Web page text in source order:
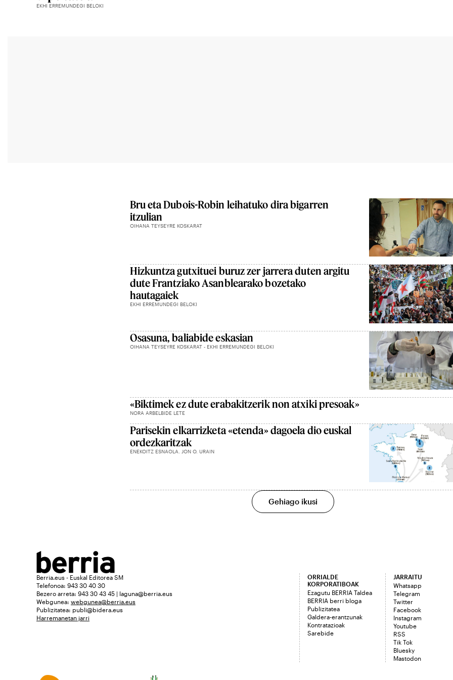
EKHI ERREMUNDEGI BELOKI
Bru eta Dubois-Robin leihatuko dira bigarren
itzulian
OIHANA TEYSEYRE KOSKARAT
Hizkuntza gutxituei buruz zer jarrera duten argitu
dute Frantziako Asanblearako bozetako
hautagaiek
EKHI ERREMUNDEGI BELOKI
Osasuna, baliabide eskasian
OIHANA TEYSEYRE KOSKARAT - EKHI ERREMUNDEGI BELOKI
«Biktimek ez dute erabakitzerik non atxiki presoak»
NORA ARBELBIDE LETE
Parisekin elkarrizketa «etenda» dagoela dio euskal
ordezkaritzak
ENEKOITZ ESNAOLA. JON O. URAIN
Gehiago ikusi
Berria.eus - Euskal Editorea SM
Telefonoa: 943 30 40 30
Bezero arreta: 943 30 43 45 | laguna@berria.eus
Webgunea: webgunea@berria.eus
Publizitatea: publi@bidera.eus
Harremanetan jarri
ORRIALDE
KORPORATIBOAK
Ezagutu BERRIA Taldea
BERRIA berri bloga
Publizitatea
Galdera-erantzunak
Kontratazioak
Sarebide
JARRAITU
Whatsapp
Telegram
Twitter
Facebook
Instagram
Youtube
RSS
Tik Tok
Bluesky
Mastodon